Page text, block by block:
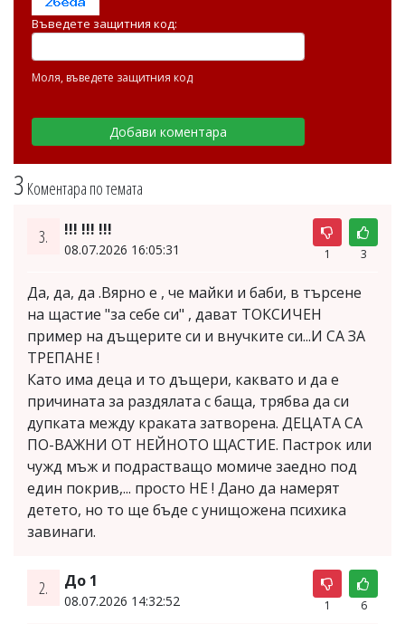
3 Коментара по темата
3. !!! !!! !!!
08.07.2026 16:05:31 1 3
Да, да, да .Вярно е , че майки и баби, в търсене
на щастие "за себе си" , дават ТОКСИЧЕН
пример на дъщерите си и внучките си...И СА ЗА
ТРЕПАНЕ !
Като има деца и то дъщери, каквато и да е
причината за раздялата с баща, трябва да си
дупката между краката затворена. ДЕЦАТА СА
ПО-ВАЖНИ ОТ НЕЙНОТО ЩАСТИЕ. Пастрок или
чужд мъж и подрастващо момиче заедно под
един покрив,... просто НЕ ! Дано да намерят
детето, но то ще бъде с унищожена психика
завинаги.
2. До 1
08.07.2026 14:32:52 1 6
Въведете защитния код:
Моля, въведете защитния код